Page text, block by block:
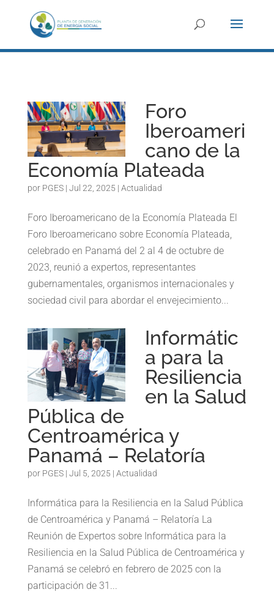
Foro
Iberoameri
cano de la
Economía Plateada
por PGES| Jul 22, 2025 | Actualidad
Foro Iberoamericano de la Economía Plateada El
Foro Iberoamericano sobre Economía Plateada,
celebrado en Panamá del 2 al 4 de octubre de
2023, reunió a expertos, representantes
gubernamentales, organismos internacionales y
sociedad civil para abordar el envejecimiento...
Informátic
a para la
Resiliencia
en la Salud
Pública de
Centroamérica y
Panamá – Relatoría
por PGES| Jul 5, 2025 | Actualidad
Informática para la Resiliencia en la Salud Pública
de Centroamérica y Panamá – Relatoría La
Reunión de Expertos sobre Informática para la
Resiliencia en la Salud Pública de Centroamérica y
Panamá se celebró en febrero de 2025 con la
participación de 31...